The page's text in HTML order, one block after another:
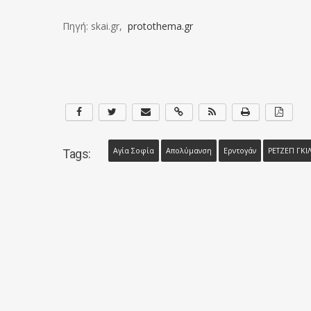
Πηγή: skai.gr, protothema.gr
Tags: Αγία Σοφία Απολύμανση Ερντογάν ΡΕΤΖΕΠ